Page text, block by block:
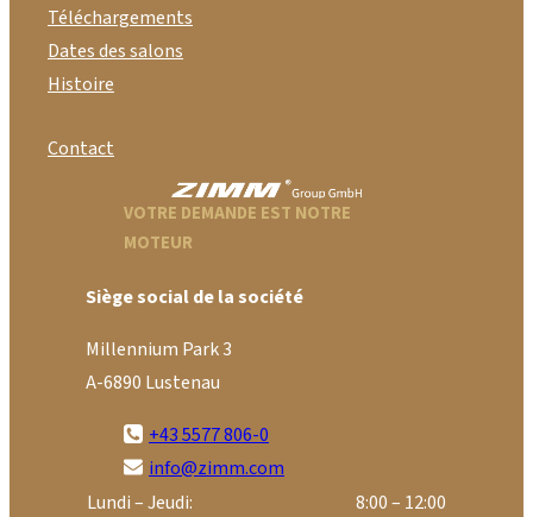
Téléchargements
Dates des salons
Histoire
Contact
VOTRE DEMANDE EST NOTRE
MOTEUR
Siège social de la société
Millennium Park 3
A-6890 Lustenau
+43 5577 806-0
info@zimm.com
Lundi – Jeudi:
8:00 – 12:00